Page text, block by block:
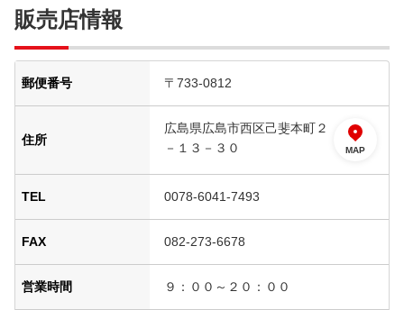
販売店情報
郵便番号 〒733-0812
住所
広島県広島市西区己斐本町２
－１３－３０
MAP
TEL 0078-6041-7493
FAX 082-273-6678
営業時間 ９：００～２０：００